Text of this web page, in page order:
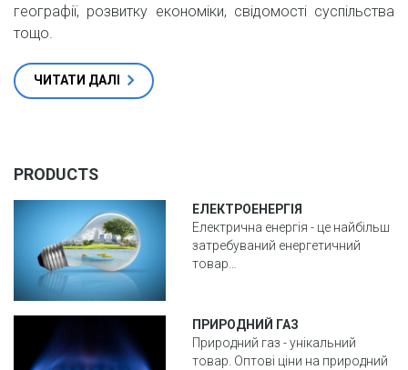
географії, розвитку економіки, свідомості суспільства
тощо.
ЧИТАТИ ДАЛІ
PRODUCTS
ЕЛЕКТРОЕНЕРГІЯ
Електрична енергія - це найбільш
затребуваний енергетичний
товар…
ПРИРОДНИЙ ГАЗ
Природний газ - унікальний
товар. Оптові ціни на природний